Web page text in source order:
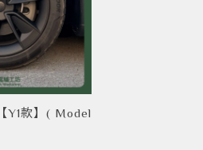
Y1款】( Model